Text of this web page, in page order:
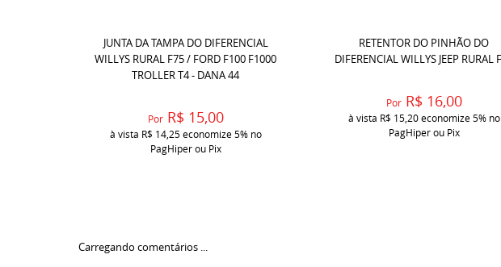
JUNTA DA TAMPA DO DIFERENCIAL
WILLYS RURAL F75 / FORD F100 F1000
TROLLER T4 - DANA 44
Por R$ 15,00
à vista R$ 14,25economize5% no
PagHiper ou Pix
RETENTOR DO PINHÃO DO
DIFERENCIAL WILLYS JEEP RURAL
Por R$ 16,00
à vista R$ 15,20economize5% no
PagHiper ou Pix
Carregando comentários ...